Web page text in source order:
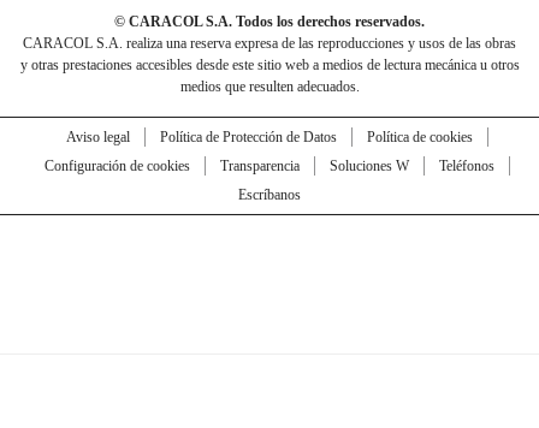
© CARACOL S.A. Todos los derechos reservados.
CARACOL S.A. realiza una reserva expresa de las reproducciones y usos de las obras
y otras prestaciones accesibles desde este sitio web a medios de lectura mecánica u otros
medios que resulten adecuados.
Aviso legal Política de Protección de Datos
Política de cookies
Configuración de cookies
Transparencia Soluciones W
Teléfonos
Escríbanos